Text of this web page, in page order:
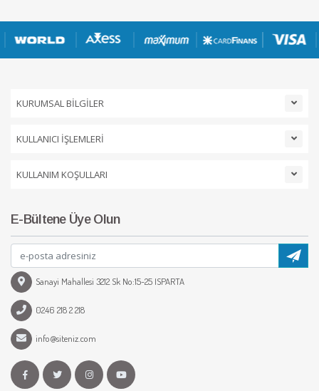
KURUMSAL BİLGİLER
KULLANICI İŞLEMLERİ
KULLANIM KOŞULLARI
E-Bültene Üye Olun
Sanayi Mahallesi 3212 Sk No:15-25 ISPARTA
0246 218 2 218
info@siteniz.com